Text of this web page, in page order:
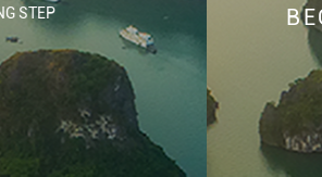
BEGINS WITH A